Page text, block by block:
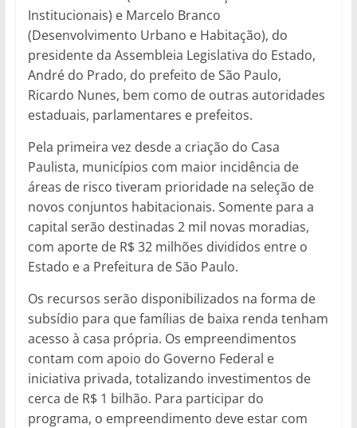
Institucionais) e Marcelo Branco
(Desenvolvimento Urbano e Habitação), do
presidente da Assembleia Legislativa do Estado,
André do Prado, do prefeito de São Paulo,
Ricardo Nunes, bem como de outras autoridades
estaduais, parlamentares e prefeitos.
Pela primeira vez desde a criação do Casa
Paulista, municípios com maior incidência de
áreas de risco tiveram prioridade na seleção de
novos conjuntos habitacionais. Somente para a
capital serão destinadas 2 mil novas moradias,
com aporte de R$ 32 milhões divididos entre o
Estado e a Prefeitura de São Paulo.
Os recursos serão disponibilizados na forma de
subsídio para que famílias de baixa renda tenham
acesso à casa própria. Os empreendimentos
contam com apoio do Governo Federal e
iniciativa privada, totalizando investimentos de
cerca de R$ 1 bilhão. Para participar do
programa, o empreendimento deve estar com